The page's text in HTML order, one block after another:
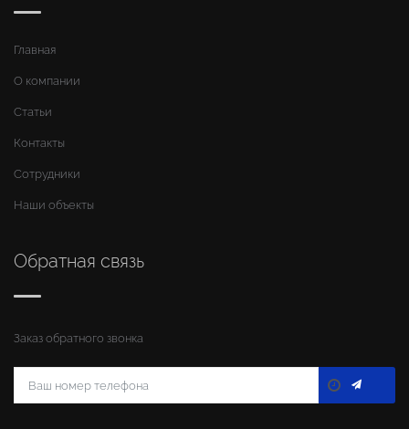
Главная
О компании
Статьи
Контакты
Сотрудники
Наши объекты
Обратная связь
Заказ обратного звонка